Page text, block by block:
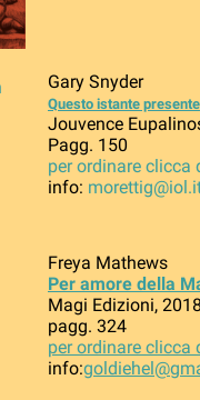
Gary Snyder
Questo istante presente
Jouvence
Pagg. 150
per ordinare clicca
info:
Freya Mathews
Per amore della
Magi Edizioni, 2018
pagg. 324
per ordinare clicca
info: